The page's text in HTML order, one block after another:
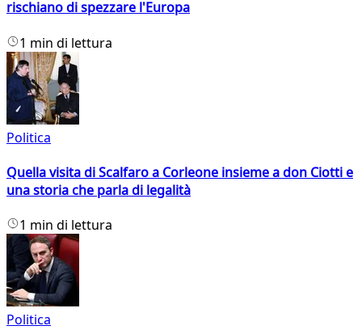
rischiano di spezzare l'Europa
1 min di lettura
Politica
Quella visita di Scalfaro a Corleone insieme a don Ciotti e
una storia che parla di legalità
1 min di lettura
Politica